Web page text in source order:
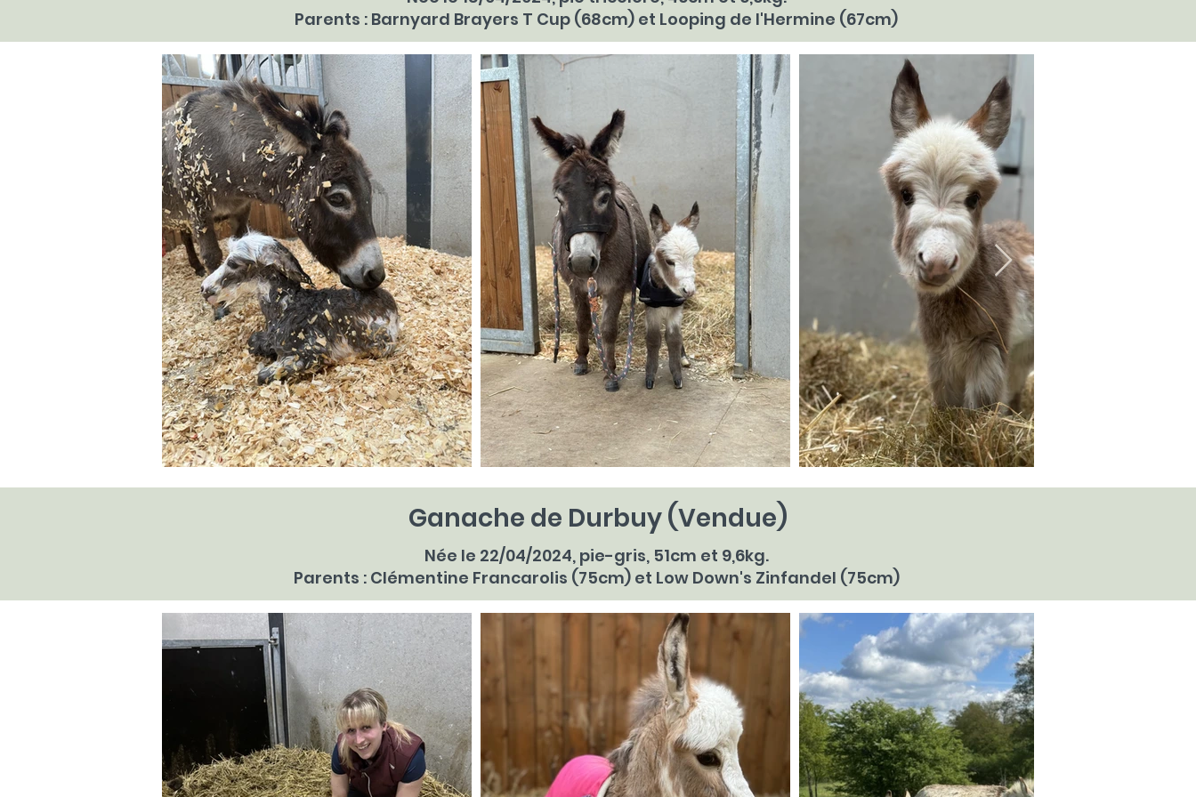
Parents : Barnyard Brayers T Cup (68cm) et Looping de l'Hermine (67cm)
Ganache de Durbuy (Vendue)
Née le 22/04/2024, pie-gris, 51cm et 9,6kg.
Parents : Clémentine Francarolis (75cm) et Low Down's Zinfandel (75cm)